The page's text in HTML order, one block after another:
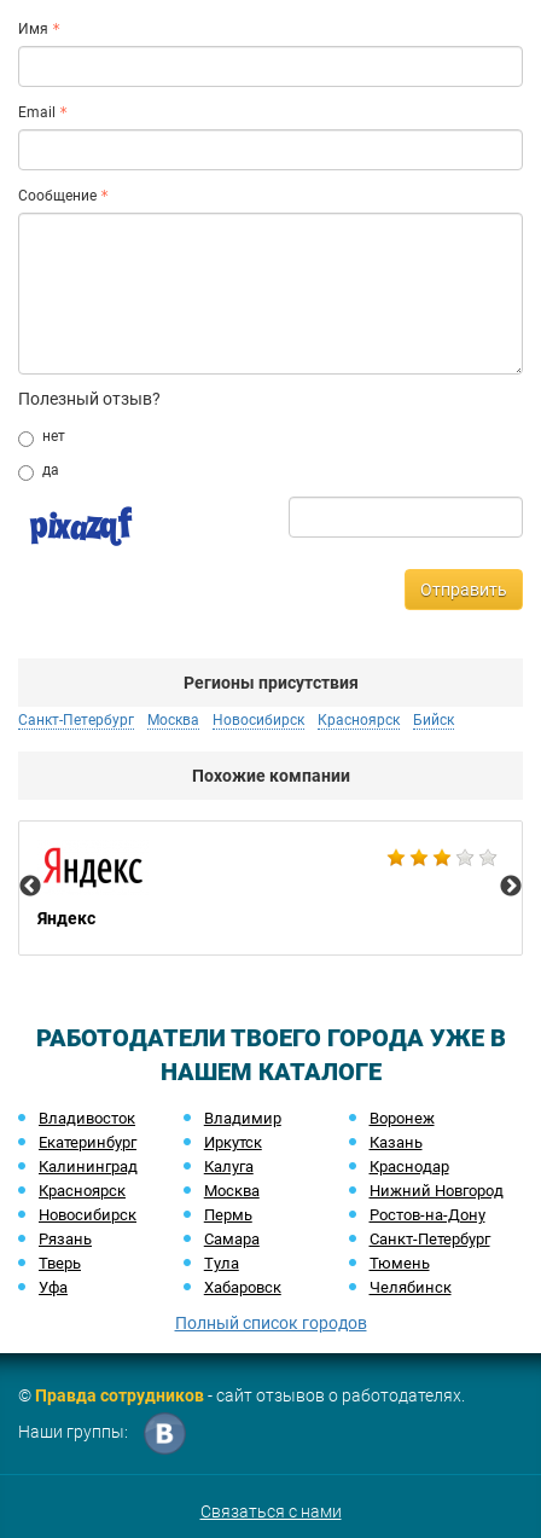
Имя
Email
Сообщение
Полезный отзыв?
нет
да
Отправить
Регионы присутствия
Санкт-Петербург Москва Новосибирск Красноярск Бийск
Похожие компании
Яндекс
РАБОТОДАТЕЛИ ТВОЕГО ГОРОДА УЖЕ В
НАШЕМ КАТАЛОГЕ
Владивосток Владимир
Воронеж
Екатеринбург
Иркутск
Казань
Калининград
Калуга
Краснодар
Красноярск
Москва
Нижний Новгород
Новосибирск
Пермь
Ростов-на-Дону
Рязань
Самара
Санкт-Петербург
Тверь
Тула
Тюмень
Уфа
Хабаровск Челябинск
Полный список городов
©Правда сотрудников- сайт отзывов о работодателях.
Наши группы:
Связаться с нами